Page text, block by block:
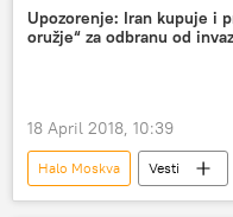
Ambasada Srbije u Moskvi
Srbija u srcu mome
Upozorenje: Iran kupuje i
oružje“ za odbranu od
18 April 2018, 10:39
Halo Moskva Vesti
Rohani